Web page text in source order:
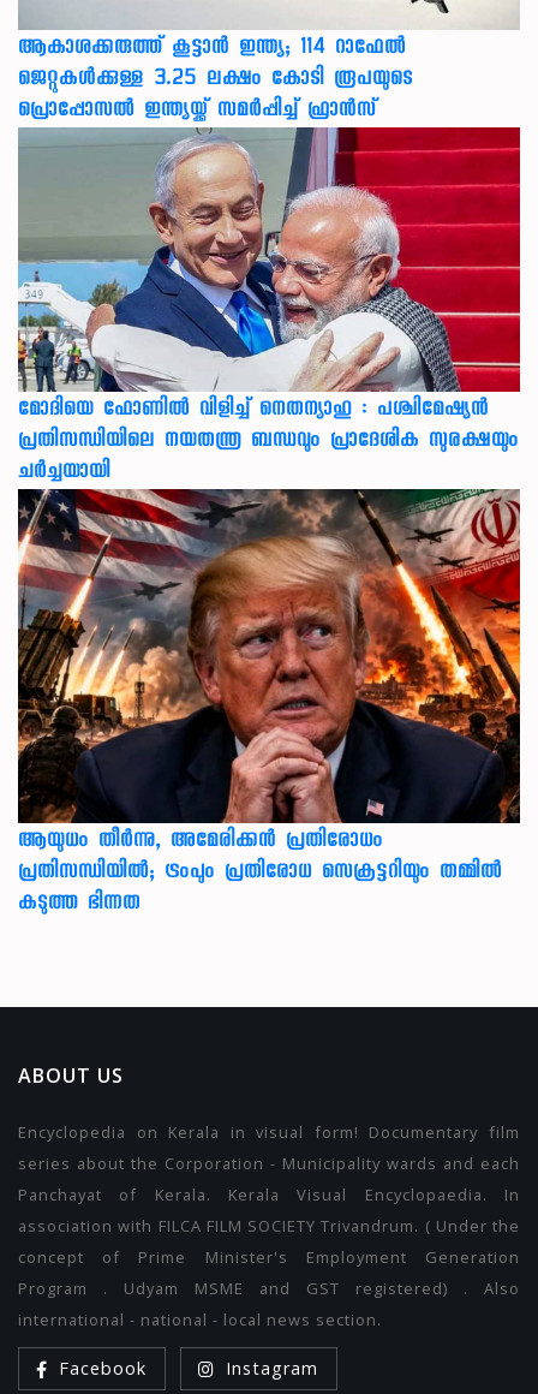
ആകാശക്കരുത്ത് കൂട്ടാൻ ഇന്ത്യ; 114 റാഫേൽ
ജെറ്റുകൾക്കുള്ള 3.25 ലക്ഷം കോടി രൂപയുടെ
പ്രൊപ്പോസൽ ഇന്ത്യയ്ക്ക് സമർപ്പിച്ച് ഫ്രാൻസ്
മോദിയെ ഫോണിൽ വിളിച്ച് നെതന്യാഹു : പശ്ചിമേഷ്യൻ
പ്രതിസന്ധിയിലെ നയതന്ത്ര ബന്ധവും പ്രാദേശിക സുരക്ഷയും
ചർച്ചയായി
ആയുധം തീർന്നു, അമേരിക്കൻ പ്രതിരോധം
പ്രതിസന്ധിയിൽ; ട്രംപും പ്രതിരോധ സെക്രട്ടറിയും തമ്മിൽ
കടുത്ത ഭിന്നത
ABOUT US
Encyclopedia on Kerala in visual form! Documentary film
series about the Corporation - Municipality wards and each
Panchayat of Kerala. Kerala Visual Encyclopaedia. In
association with FILCA FILM SOCIETY Trivandrum. ( Under the
concept of Prime Minister's Employment Generation
Program . Udyam MSME and GST registered) . Also
international - national - local news section.
Facebook Instagram